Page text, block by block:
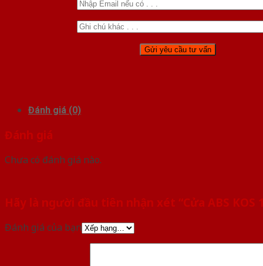
Đánh giá (0)
Đánh giá
Chưa có đánh giá nào.
Hãy là người đầu tiên nhận xét “Cửa ABS KOS
Đánh giá của bạn